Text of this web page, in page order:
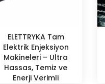
ELETTRYKA Tam
Elektrik Enjeksiyon
Makineleri – Ultra
Hassas, Temiz ve
Enerji Verimli